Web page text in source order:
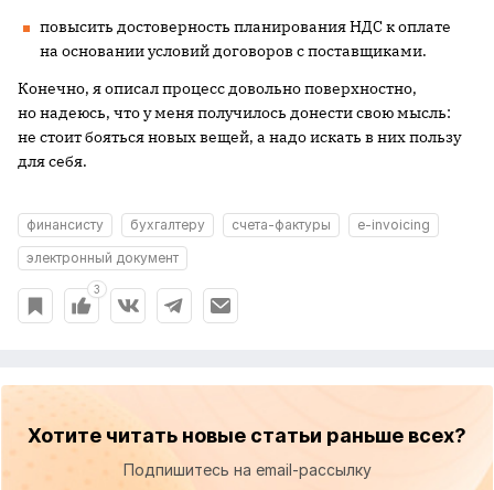
повысить достоверность планирования НДС к оплате
на основании условий договоров с поставщиками.
Конечно, я описал процесс довольно поверхностно,
но надеюсь, что у меня получилось донести свою мысль:
не стоит бояться новых вещей, а надо искать в них пользу
для себя.
финансисту бухгалтеру счета-фактуры
e-invoicing
электронный документ
3
Хотите читать новые статьи раньше всех?
Подпишитесь на email-рассылку